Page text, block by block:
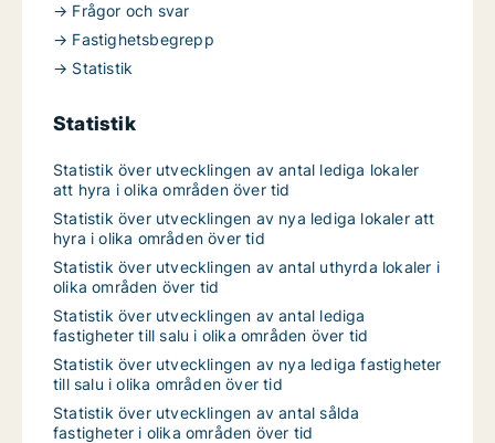
→ Frågor och svar
→ Fastighetsbegrepp
→ Statistik
Statistik
Statistik över utvecklingen av antal lediga lokaler
att hyra i olika områden över tid
Statistik över utvecklingen av nya lediga lokaler att
hyra i olika områden över tid
Statistik över utvecklingen av antal uthyrda lokaler i
olika områden över tid
Statistik över utvecklingen av antal lediga
fastigheter till salu i olika områden över tid
Statistik över utvecklingen av nya lediga fastigheter
till salu i olika områden över tid
Statistik över utvecklingen av antal sålda
fastigheter i olika områden över tid